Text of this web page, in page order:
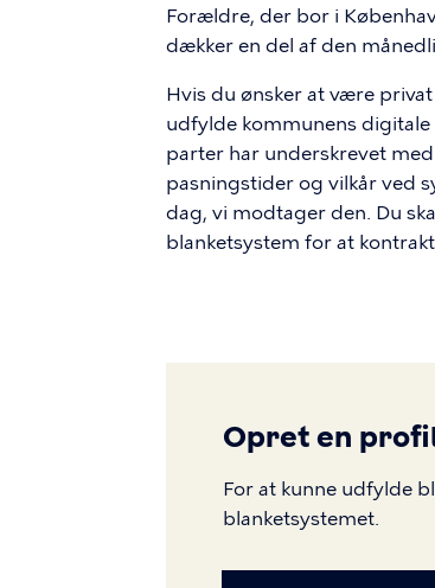
Forældre, der bor i
dækker en del af den
Hvis du ønsker at være
udfylde kommunens
parter har underskrevet
pasningstider og vilkår ved
dag, vi modtager den. Du
blanketsystem for at
Opret en
For at kunne udfylde
blanketsystemet.